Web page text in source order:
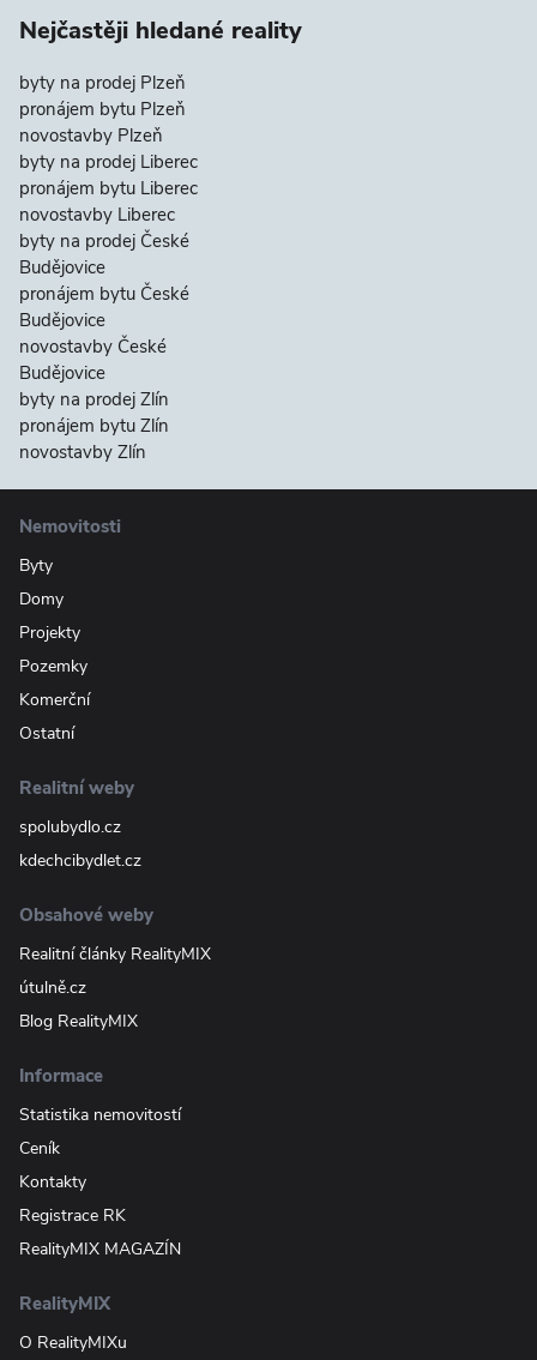
Nejčastěji hledané reality
byty na prodej Plzeň
pronájem bytu Plzeň
novostavby Plzeň
byty na prodej Liberec
pronájem bytu Liberec
novostavby Liberec
byty na prodej České
Budějovice
pronájem bytu České
Budějovice
novostavby České
Budějovice
byty na prodej Zlín
pronájem bytu Zlín
novostavby Zlín
Nemovitosti
Byty
Domy
Projekty
Pozemky
Komerční
Ostatní
Realitní weby
spolubydlo.cz
kdechcibydlet.cz
Obsahové weby
Realitní články RealityMIX
útulně.cz
Blog RealityMIX
Informace
Statistika nemovitostí
Ceník
Kontakty
Registrace RK
RealityMIX MAGAZÍN
RealityMIX
O RealityMIXu